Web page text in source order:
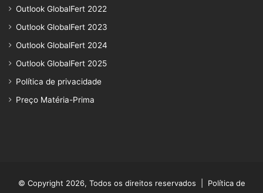
Outlook GlobalFert 2022
Outlook GlobalFert 2023
Outlook GlobalFert 2024
Outlook GlobalFert 2025
Política de privacidade
Preço Matéria-Prima
© Copyright 2026, Todos os direitos reservados | Política de